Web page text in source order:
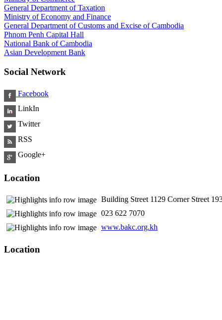
General Department of Taxation
Ministry of Economy and Finance
General Department of Customs and Excise of Cambodia
Phnom Penh Capital Hall
National Bank of Cambodia
Asian Development Bank
Social Network
Facebook
LinkIn
Twitter
RSS
Google+
Location
Building Street 1129 Corner Street
​ 023 622 7070
www.bakc.org.kh
Location